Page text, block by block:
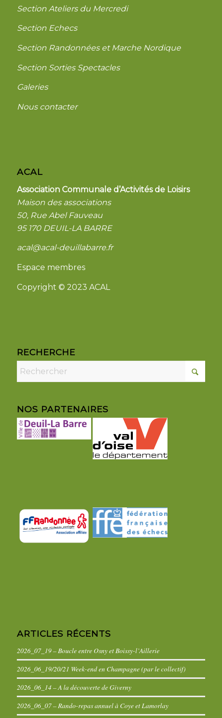
Section Ateliers du Mercredi
Section Echecs
Section Randonnées et Marche Nordique
Section Sorties Spectacles
Galeries
Nous contacter
ACAL
Association Communale d’Activités de Loisirs
Maison des associations
50, Rue Abel Fauveau
95 170 DEUIL-LA BARRE
acal@acal-deuillabarre.fr
Espace membres
Copyright © 2023 ACAL
RECHERCHE
NOS PARTENAIRES
ARTICLES RÉCENTS
2026_07_19 – Boucle entre Osny et Boissy-l’Aillerie
2026_06_19/20/21 Week-end en Champagne (par le collectif)
2026_06_14 – A la découverte de Giverny
2026_06_07 – Rando-repas annuel à Coye et Lamorlay